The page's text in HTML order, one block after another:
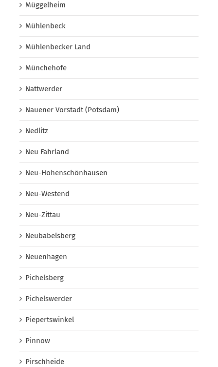
Müggelheim
Mühlenbeck
Mühlenbecker Land
Münchehofe
Nattwerder
Nauener Vorstadt (Potsdam)
Nedlitz
Neu Fahrland
Neu-Hohenschönhausen
Neu-Westend
Neu-Zittau
Neubabelsberg
Neuenhagen
Pichelsberg
Pichelswerder
Piepertswinkel
Pinnow
Pirschheide